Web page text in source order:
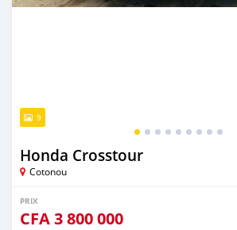
9
Honda Crosstour
Cotonou
PRIX
CFA3 800 000